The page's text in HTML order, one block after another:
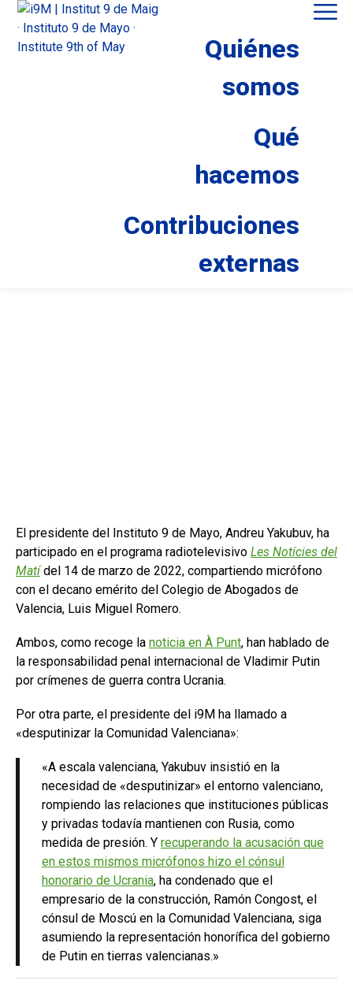
Quiénes
somos
Qué
hacemos
Contribuciones
externas
Entrevista en À Punt:
«Desputinizar la Comunidad
14 de marzo de 2022
El presidente del Instituto 9 de Mayo, Andreu Yakubuv, ha
participado en el programa radiotelevisivo Les Notícies del
Matídel 14 de marzo de 2022, compartiendo micrófono
con el decano emérito del Colegio de Abogados de
Valencia, Luis Miguel Romero.
Ambos, como recoge la noticia en À Punt, han hablado de
la responsabilidad penal internacional de Vladimir Putin
por crímenes de guerra contra Ucrania.
Por otra parte, el presidente del i9M ha llamado a
«desputinizar la Comunidad Valenciana»:
«A escala valenciana, Yakubuv insistió en la
necesidad de «desputinizar» el entorno valenciano,
rompiendo las relaciones que instituciones públicas
y privadas todavía mantienen con Rusia, como
medida de presión. Y recuperando la acusación que
en estos mismos micrófonos hizo el cónsul
honorario de Ucrania, ha condenado que el
empresario de la construcción, Ramón Congost, el
cónsul de Moscú en la Comunidad Valenciana, siga
asumiendo la representación honorífica del gobierno
de Putin en tierras valencianas.»